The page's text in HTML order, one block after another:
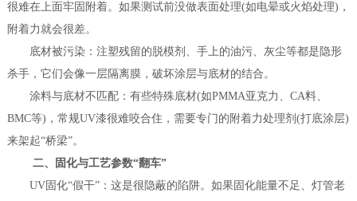
很难在上面牢固附着。如果测试前没做表面处理(如电晕或火焰处理)，
附着力就会很差。
底材被污染：注塑残留的脱模剂、手上的油污、灰尘等都是隐形
杀手，它们会像一层隔离膜，破坏涂层与底材的结合。
涂料与底材不匹配：有些特殊底材(如PMMA亚克力、CA料、
BMC等)，常规UV漆很难咬合住，需要专门的附着力处理剂(打底涂层)
来架起“桥梁”。
二、固化与工艺参数“翻车”
UV固化“假干”：这是很隐蔽的陷阱。如果固化能量不足、灯管老